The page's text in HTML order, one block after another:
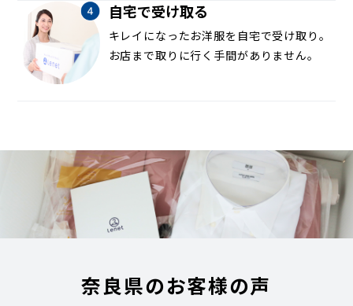
自宅で受け取る
キレイになったお洋服を自宅で受け取り。
お店まで取りに行く手間がありません。
奈良県のお客様の声